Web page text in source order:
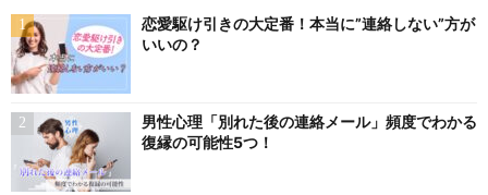
恋愛駆け引きの大定番！本当に”連絡しない”方が
いいの？
男性心理「別れた後の連絡メール」頻度でわかる
復縁の可能性5つ！